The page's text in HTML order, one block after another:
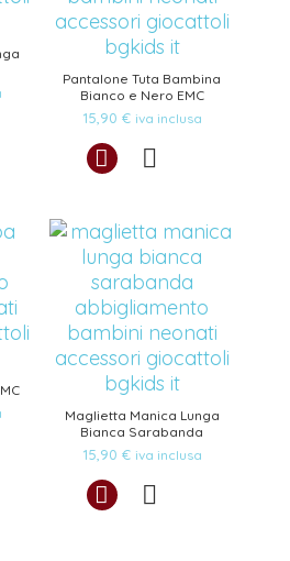
Pantalone Tuta Bambina
Bianco e Nero EMC
15,90 € iva inclusa
Maglietta Manica Lunga
Bianca Sarabanda
15,90 € iva inclusa